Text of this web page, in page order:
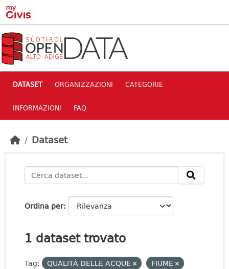
Skip to main content
DATASET ORGANIZZAZIONI CATEGORIE
INFORMAZIONI FAQ
Dataset
Ordina per
1 dataset trovato
Tag: QUALITÀ DELLE ACQUE
FIUME